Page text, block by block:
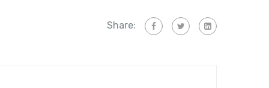
Share: